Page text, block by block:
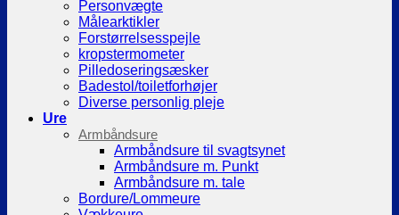
Personvægte
Målearktikler
Forstørrelsesspejle
kropstermometer
Pilledoseringsæsker
Badestol/toiletforhøjer
Diverse personlig pleje
Ure
Armbåndsure
Armbåndsure til svagtsynet
Armbåndsure m. Punkt
Armbåndsure m. tale
Bordure/Lommeure